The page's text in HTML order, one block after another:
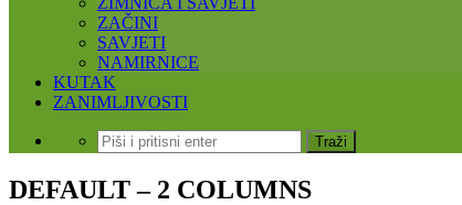
ZAČINI
SAVJETI
NAMIRNICE
KUTAK
ZANIMLJIVOSTI
DEFAULT – 2 COLUMNS